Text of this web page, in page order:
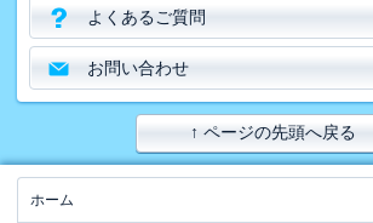
よくあるご質問
お問い合わせ
↑ ページの先頭へ戻る
ホーム